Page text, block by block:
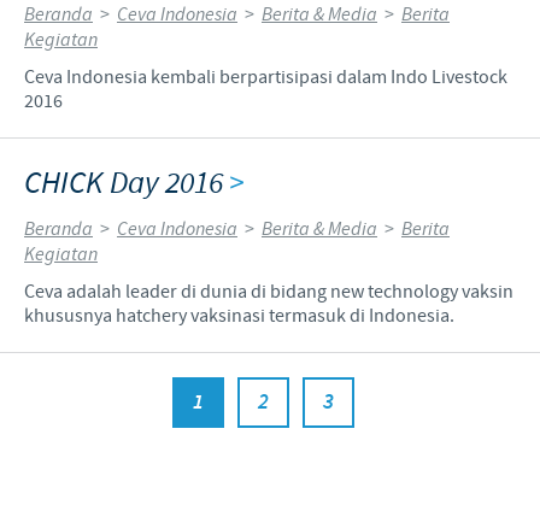
Beranda > Ceva Indonesia > Berita & Media > Berita
Kegiatan
Ceva Indonesia kembali berpartisipasi dalam Indo Livestock
2016
CHICK Day 2016>
Beranda > Ceva Indonesia > Berita & Media > Berita
Kegiatan
Ceva adalah leader di dunia di bidang new technology vaksin
khususnya hatchery vaksinasi termasuk di Indonesia.
1 2 3